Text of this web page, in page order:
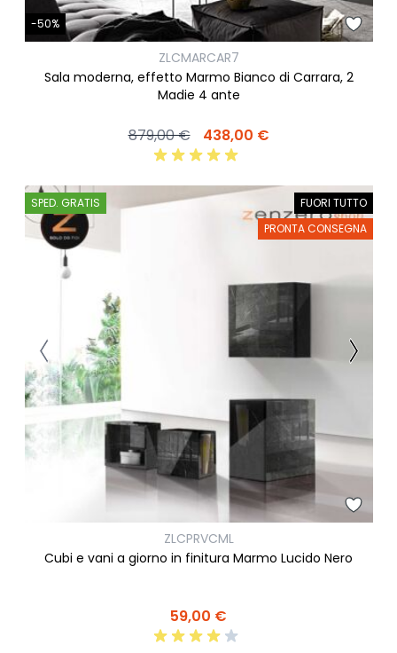
-50%
ZLCMARCAR7
Sala moderna, effetto Marmo Bianco di Carrara, 2
Madie 4 ante
879,00 € 438,00 €
SPED. GRATIS
FUORI TUTTO
PRONTA CONSEGNA
ZLCPRVCML
Cubi e vani a giorno in finitura Marmo Lucido Nero
59,00 €